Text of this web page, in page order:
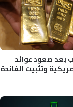
بعد صعود عوائد
وتثبيت الفائدة